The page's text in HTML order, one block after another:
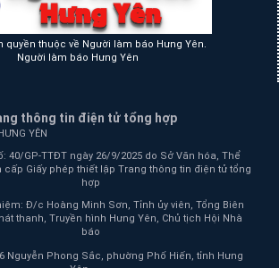
quyền thuộc về Người làm báo Hưng Yên.
Người làm báo Hưng Yên
thông tin điện tử tổng hợp
YÊN
40/GP-TTĐT ngày 26/9/2025 do Sở Văn hóa, Thể
cấp Giấy phép thiết lập Trang thông tin điện tử tổng
hợp
Đ/c Hoàng Minh Sơn, Tỉnh ủy viên, Tổng Biên
thanh, Truyền hình Hưng Yên, Chủ tịch Hội Nhà
báo
Nguyễn Phong Sắc, phường Phố Hiến, tỉnh Hưng